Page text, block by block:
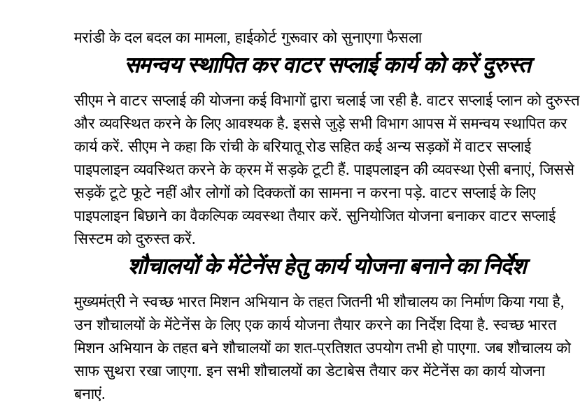
मरांडी के दल बदल का मामला, हाईकोर्ट गुरूवार को सुनाएगा फैसला
समन्वय स्थापित कर वाटर सप्लाई कार्य को करें दुरुस्त
सीएम ने वाटर सप्लाई की योजना कई विभागों द्वारा चलाई जा रही है. वाटर सप्लाई प्लान को दुरुस्त
और व्यवस्थित करने के लिए आवश्यक है. इससे जुड़े सभी विभाग आपस में समन्वय स्थापित कर
कार्य करें. सीएम ने कहा कि रांची के बरियातू रोड सहित कई अन्य सड़कों में वाटर सप्लाई
पाइपलाइन व्यवस्थित करने के क्रम में सड़के टूटी हैं. पाइपलाइन की व्यवस्था ऐसी बनाएं, जिससे
सड़कें टूटे फूटे नहीं और लोगों को दिक्कतों का सामना न करना पड़े. वाटर सप्लाई के लिए
पाइपलाइन बिछाने का वैकल्पिक व्यवस्था तैयार करें. सुनियोजित योजना बनाकर वाटर सप्लाई
सिस्टम को दुरुस्त करें.
शौचालयों के मेंटेनेंस हेतु कार्य योजना बनाने का निर्देश
मुख्यमंत्री ने स्वच्छ भारत मिशन अभियान के तहत जितनी भी शौचालय का निर्माण किया गया है,
उन शौचालयों के मेंटेनेंस के लिए एक कार्य योजना तैयार करने का निर्देश दिया है. स्वच्छ भारत
मिशन अभियान के तहत बने शौचालयों का शत-प्रतिशत उपयोग तभी हो पाएगा. जब शौचालय को
साफ सुथरा रखा जाएगा. इन सभी शौचालयों का डेटाबेस तैयार कर मेंटेनेंस का कार्य योजना
बनाएं.